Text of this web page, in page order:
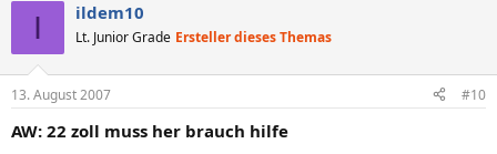
I ildem10
Lt. Junior Grade Ersteller dieses Themas
13. August 2007 #10
AW: 22 zoll muss her brauch hilfe